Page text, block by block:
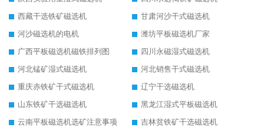
西藏干选铁矿磁选机
甘肃河沙干式磁选机
河沙磁选机的电机
潍坊平板磁选机厂家
广西平板磁选机磁铁排列图
四川永磁湿式磁选机
河北锰矿湿式磁选机
河北销售干式磁选机
重庆赤铁矿干式磁选机
辽宁干选磁选机
山东铁矿干选磁选机
黑龙江湿式平板磁选机
云南平板磁选机选矿注意事项
吉林贫铁矿干选磁选机